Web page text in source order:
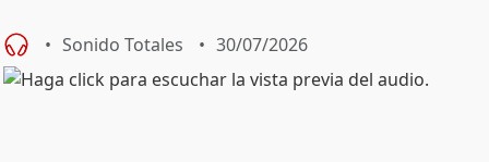
Sonido Totales 30/07/2026